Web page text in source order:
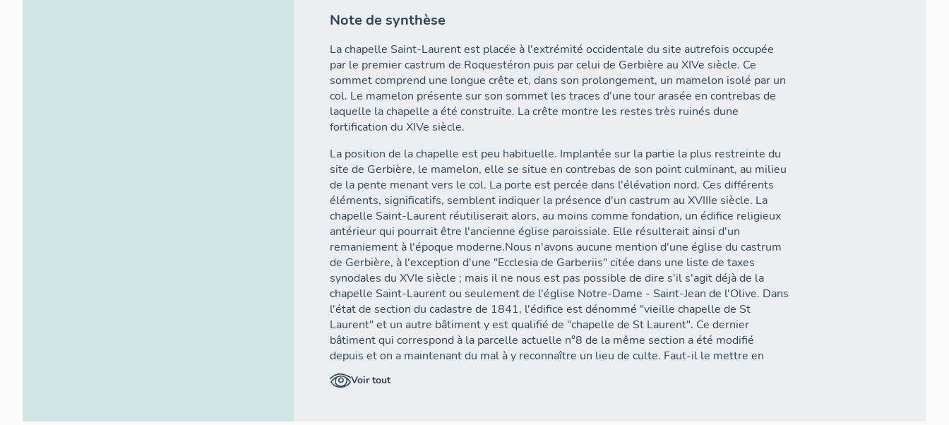
Note de synthèse
La chapelle Saint-Laurent est placée à l'extrémité occidentale du site autrefois occupée
par le premier castrum de Roquestéron puis par celui de Gerbière au XIVe siècle. Ce
sommet comprend une longue crête et, dans son prolongement, un mamelon isolé par un
col. Le mamelon présente sur son sommet les traces d'une tour arasée en contrebas de
laquelle la chapelle a été construite. La crête montre les restes très ruinés dune
fortification du XIVe siècle.
La position de la chapelle est peu habituelle. Implantée sur la partie la plus restreinte du
site de Gerbière, le mamelon, elle se situe en contrebas de son point culminant, au milieu
de la pente menant vers le col. La porte est percée dans l'élévation nord. Ces différents
éléments, significatifs, semblent indiquer la présence d'un castrum au XVIIIe siècle. La
chapelle Saint-Laurent réutiliserait alors, au moins comme fondation, un édifice religieux
antérieur qui pourrait être l'ancienne église paroissiale. Elle résulterait ainsi d'un
remaniement à l'époque moderne.Nous n'avons aucune mention d'une église du castrum
de Gerbière, à l'exception d'une "Ecclesia de Garberiis" citée dans une liste de taxes
synodales du XVIe siècle ; mais il ne nous est pas possible de dire s'il s'agit déjà de la
chapelle Saint-Laurent ou seulement de l'église Notre-Dame - Saint-Jean de l'Olive. Dans
l'état de section du cadastre de 1841, l'édifice est dénommé "vieille chapelle de St
Laurent" et un autre bâtiment y est qualifié de "chapelle de St Laurent". Ce dernier
bâtiment qui correspond à la parcelle actuelle n°8 de la même section a été modifié
depuis et on a maintenant du mal à y reconnaître un lieu de culte. Faut-il le mettre en
rapport avec la chapelle Saint-Jean, portée à cet endroit sur la carte de Cassini ?
Voir tout